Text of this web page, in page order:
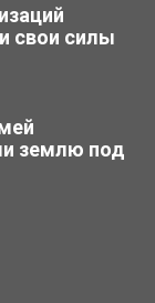
свои силы
землю под